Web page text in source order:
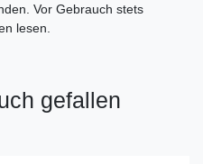
Vor Gebrauch stets
lesen.
gefallen